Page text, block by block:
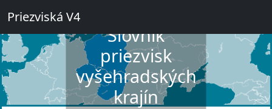
Priezviská V4
Slovník
priezvisk
vyšehradských
krajín